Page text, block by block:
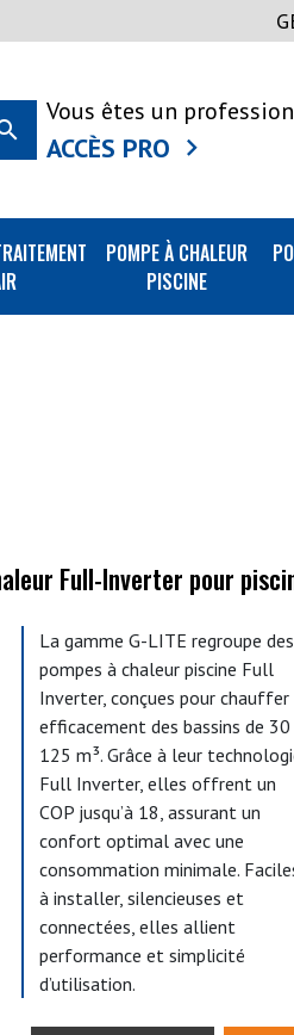
Vous êtes un
ACCÈS PRO
POMPE À CHALEUR
PISCINE
Full-Inverter pour
La gamme G-LITE regroupe des
pompes à chaleur piscine Full
Inverter, conçues pour chauffer
efficacement des bassins de 30
125 m³. Grâce à leur
Full Inverter, elles offrent un
COP jusqu’à 18, assurant un
confort optimal avec une
consommation minimale.
à installer, silencieuses et
connectées, elles allient
performance et simplicité
d’utilisation.